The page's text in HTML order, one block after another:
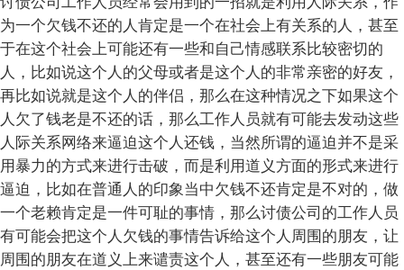
为一个欠钱不还的人肯定是一个在社会上有关系的人，甚至
于在这个社会上可能还有一些和自己情感联系比较密切的
人，比如说这个人的父母或者是这个人的非常亲密的好友，
再比如说就是这个人的伴侣，那么在这种情况之下如果这个
人欠了钱老是不还的话，那么工作人员就有可能去发动这些
人际关系网络来逼迫这个人还钱，当然所谓的逼迫并不是采
用暴力的方式来进行击破，而是利用道义方面的形式来进行
逼迫，比如在普通人的印象当中欠钱不还肯定是不对的，做
一个老赖肯定是一件可耻的事情，那么讨债公司的工作人员
有可能会把这个人欠钱的事情告诉给这个人周围的朋友，让
周围的朋友在道义上来谴责这个人，甚至还有一些朋友可能